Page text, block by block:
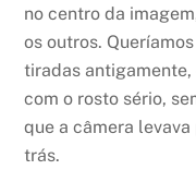
no centro da
os outros.
tiradas
com o rosto sério,
que a câmera
trás.